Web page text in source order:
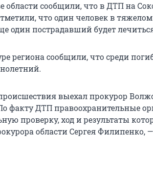
области сообщили, что в ДТП на
что один человек в
один пострадавший будет
региона сообщили, что среди
выехал прокурор
факту ДТП правоохранительные
проверку, ход и результаты
области Сергея Филипенко,